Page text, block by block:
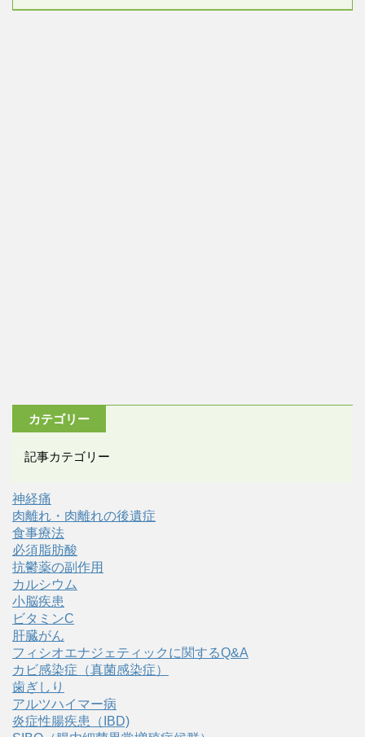
カテゴリー
記事カテゴリー
神経痛
肉離れ・肉離れの後遺症
食事療法
必須脂肪酸
抗鬱薬の副作用
カルシウム
小脳疾患
ビタミンC
肝臓がん
フィシオエナジェティックに関するQ&A
カビ感染症（真菌感染症）
歯ぎしり
アルツハイマー病
炎症性腸疾患（IBD)